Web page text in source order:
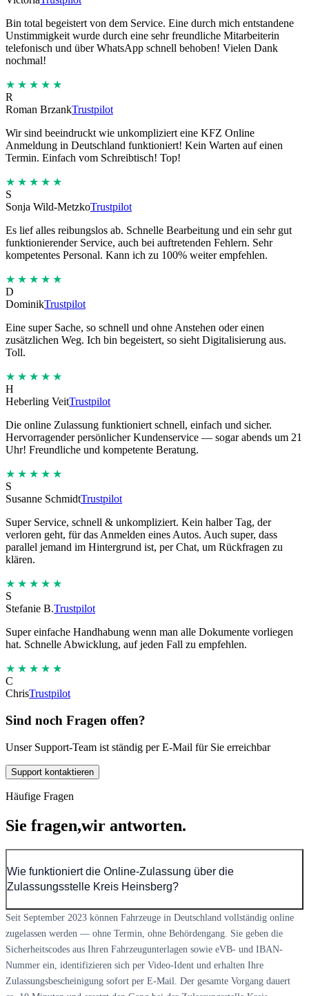
Bin total begeistert von dem Service. Eine durch mich entstandene
Unstimmigkeit wurde durch eine sehr freundliche Mitarbeiterin
telefonisch und über WhatsApp schnell behoben! Vielen Dank
nochmal!
★★★★★
R
Roman BrzankTrustpilot
Wir sind beeindruckt wie unkompliziert eine KFZ Online
Anmeldung in Deutschland funktioniert! Kein Warten auf einen
Termin. Einfach vom Schreibtisch! Top!
★★★★★
S
Sonja Wild-MetzkoTrustpilot
Es lief alles reibungslos ab. Schnelle Bearbeitung und ein sehr gut
funktionierender Service, auch bei auftretenden Fehlern. Sehr
kompetentes Personal. Kann ich zu 100% weiter empfehlen.
★★★★★
D
DominikTrustpilot
Eine super Sache, so schnell und ohne Anstehen oder einen
zusätzlichen Weg. Ich bin begeistert, so sieht Digitalisierung aus.
Toll.
★★★★★
H
Heberling VeitTrustpilot
Die online Zulassung funktioniert schnell, einfach und sicher.
Hervorragender persönlicher Kundenservice — sogar abends um 21
Uhr! Freundliche und kompetente Beratung.
★★★★★
S
Susanne SchmidtTrustpilot
Super Service, schnell & unkompliziert. Kein halber Tag, der
verloren geht, für das Anmelden eines Autos. Auch super, dass
parallel jemand im Hintergrund ist, per Chat, um Rückfragen zu
klären.
★★★★★
S
Stefanie B.Trustpilot
Super einfache Handhabung wenn man alle Dokumente vorliegen
hat. Schnelle Abwicklung, auf jeden Fall zu empfehlen.
★★★★★
C
ChrisTrustpilot
Sind noch Fragen offen?
Unser Support-Team ist ständig per E-Mail für Sie erreichbar
Support kontaktieren
Häufige Fragen
Sie fragen,wir antworten.
Wie funktioniert die Online-Zulassung über die
Zulassungsstelle Kreis Heinsberg?
Seit September 2023 können Fahrzeuge in Deutschland vollständig online
zugelassen werden — ohne Termin, ohne Behördengang. Sie geben die
Sicherheitscodes aus Ihren Fahrzeugunterlagen sowie eVB- und IBAN-
Nummer ein, identifizieren sich per Video-Ident und erhalten Ihre
Zulassungsbescheinigung sofort per E-Mail. Der gesamte Vorgang dauert